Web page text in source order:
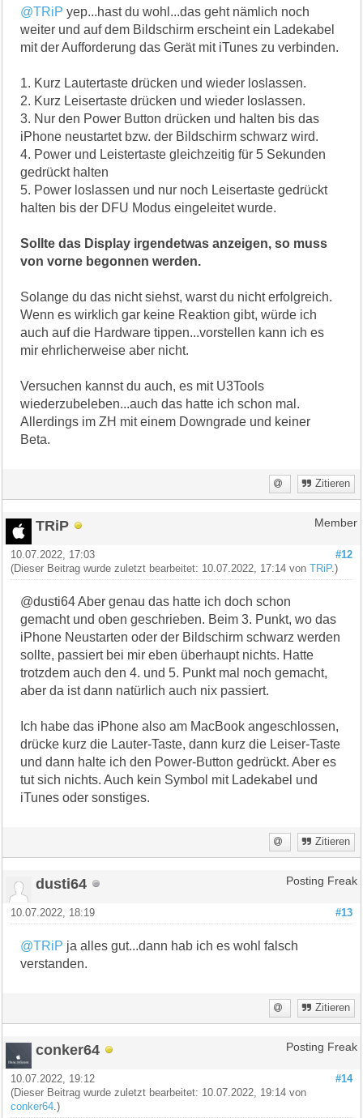
@TRiP yep...hast du wohl...das geht nämlich noch
weiter und auf dem Bildschirm erscheint ein Ladekabel
mit der Aufforderung das Gerät mit iTunes zu verbinden.
1. Kurz Lautertaste drücken und wieder loslassen.
2. Kurz Leisertaste drücken und wieder loslassen.
3. Nur den Power Button drücken und halten bis das
iPhone neustartet bzw. der Bildschirm schwarz wird.
4. Power und Leistertaste gleichzeitig für 5 Sekunden
gedrückt halten
5. Power loslassen und nur noch Leisertaste gedrückt
halten bis der DFU Modus eingeleitet wurde.
Sollte das Display irgendetwas anzeigen, so muss
von vorne begonnen werden.
Solange du das nicht siehst, warst du nicht erfolgreich.
Wenn es wirklich gar keine Reaktion gibt, würde ich
auch auf die Hardware tippen...vorstellen kann ich es
mir ehrlicherweise aber nicht.
Versuchen kannst du auch, es mit U3Tools
wiederzubeleben...auch das hatte ich schon mal.
Allerdings im ZH mit einem Downgrade und keiner
Beta.
Zitieren
TRiP Member
#12
10.07.2022, 17:03
(Dieser Beitrag wurde zuletzt bearbeitet: 10.07.2022, 17:14 vonTRiP.)
@dusti64 Aber genau das hatte ich doch schon
gemacht und oben geschrieben. Beim 3. Punkt, wo das
iPhone Neustarten oder der Bildschirm schwarz werden
sollte, passiert bei mir eben überhaupt nichts. Hatte
trotzdem auch den 4. und 5. Punkt mal noch gemacht,
aber da ist dann natürlich auch nix passiert.
Ich habe das iPhone also am MacBook angeschlossen,
drücke kurz die Lauter-Taste, dann kurz die Leiser-Taste
und dann halte ich den Power-Button gedrückt. Aber es
tut sich nichts. Auch kein Symbol mit Ladekabel und
iTunes oder sonstiges.
Zitieren
dusti64 Posting Freak
#13
10.07.2022, 18:19
@TRiP ja alles gut...dann hab ich es wohl falsch
verstanden.
Zitieren
conker64 Posting Freak
#14
10.07.2022, 19:12
(Dieser Beitrag wurde zuletzt bearbeitet: 10.07.2022, 19:14 von
conker64 .)